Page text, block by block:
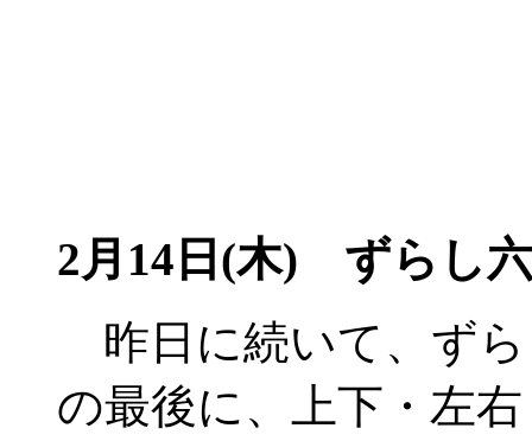
2月14日(木) ずらし
昨日に続いて、ず
の最後に、上下・左